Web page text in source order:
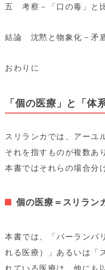
五 考察－「口の毒」と
結論 沈黙と物象化－矛
おわりに
「個の医療」と「体
スリランカでは、アーユ
それを指すものが複数あ
本書ではそれらの場合分
個の医療＝スリラン
本書では、「パーランパ
れる医療）」あるいは「